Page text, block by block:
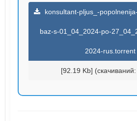
konsultant-pljus_-
baz-s-01_04_2024-po-
2024-rus.torrent
[92.19 Kb]